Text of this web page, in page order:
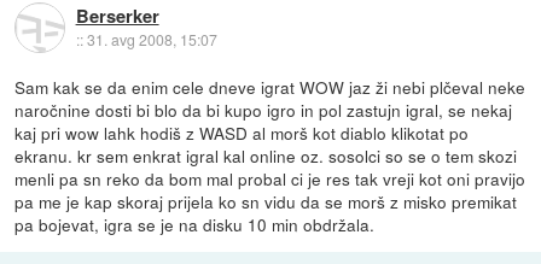
Berserker
::31. avg 2008, 15:07
Sam kak se da enim cele dneve igrat WOW jaz ži nebi plčeval neke
naročnine dosti bi blo da bi kupo igro in pol zastujn igral, se nekaj
kaj pri wow lahk hodiš z WASD al morš kot diablo klikotat po
ekranu. kr sem enkrat igral kal online oz. sosolci so se o tem skozi
menli pa sn reko da bom mal probal ci je res tak vreji kot oni pravijo
pa me je kap skoraj prijela ko sn vidu da se morš z misko premikat
pa bojevat, igra se je na disku 10 min obdržala.